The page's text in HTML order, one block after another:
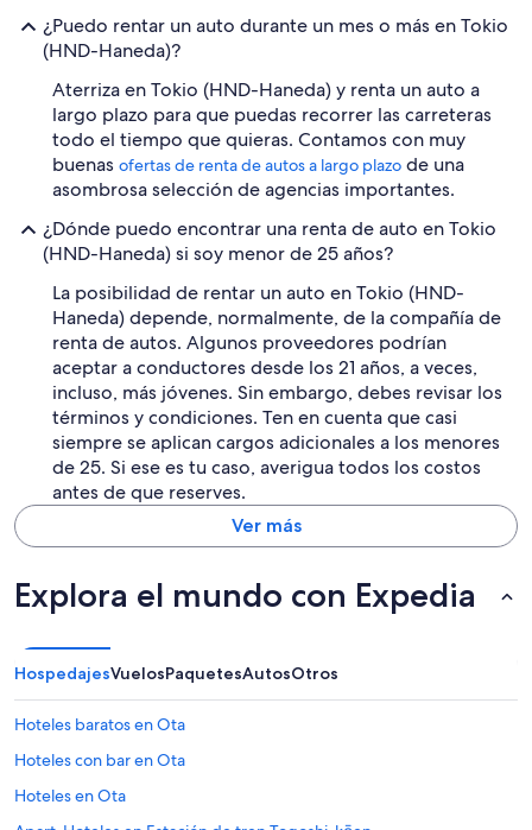
¿Puedo rentar un auto durante un mes o más en Tokio
(HND-Haneda)?
Aterriza en Tokio (HND-Haneda) y renta un auto a
largo plazo para que puedas recorrer las carreteras
todo el tiempo que quieras. Contamos con muy
buenas ofertas de renta de autos a largo plazo de una
asombrosa selección de agencias importantes.
¿Dónde puedo encontrar una renta de auto en Tokio
(HND-Haneda) si soy menor de 25 años?
La posibilidad de rentar un auto en Tokio (HND-
Haneda) depende, normalmente, de la compañía de
renta de autos. Algunos proveedores podrían
aceptar a conductores desde los 21 años, a veces,
incluso, más jóvenes. Sin embargo, debes revisar los
términos y condiciones. Ten en cuenta que casi
siempre se aplican cargos adicionales a los menores
de 25. Si ese es tu caso, averigua todos los costos
antes de que reserves.
Ver más
Explora el mundo con Expedia
HospedajesVuelosPaquetesAutosOtros
Hoteles baratos en Ota
Hoteles con bar en Ota
Hoteles en Ota